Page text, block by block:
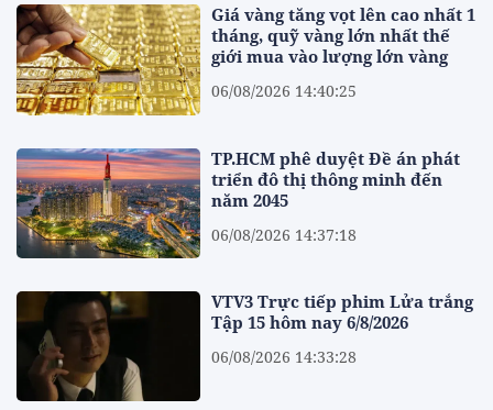
Giá vàng tăng vọt lên cao nhất 1
tháng, quỹ vàng lớn nhất thế
giới mua vào lượng lớn vàng
06/08/2026 14:40:25
TP.HCM phê duyệt Đề án phát
triển đô thị thông minh đến
năm 2045
06/08/2026 14:37:18
VTV3 Trực tiếp phim Lửa trắng
Tập 15 hôm nay 6/8/2026
06/08/2026 14:33:28